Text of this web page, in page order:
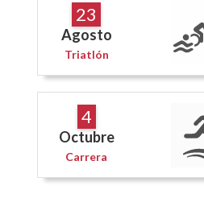
23
Agosto
Triatlón
4
Octubre
Carrera